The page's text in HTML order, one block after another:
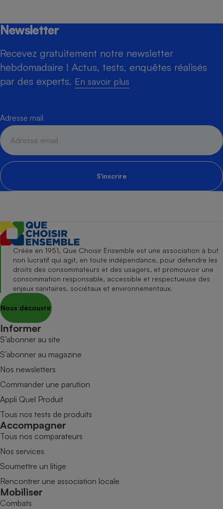
Newsletter
Recevez gratuitement notre newsletter
hebdomadaire ! Actus, tests, enquêtes réalisés
par des experts. En savoir plus
Adresse mail
S'inscrire
Créée en 1951, Que Choisir Ensemble est une association à but
non lucratif qui agit, en toute indépendance, pour défendre les
droits des consommateurs et des usagers, et promouvoir une
consommation responsable, accessible et respectueuse des
enjeux sanitaires, sociétaux et environnementaux.
Nous découvrir
Informer
S’abonner au site
S’abonner au magazine
Nos newsletters
Commander une parution
Appli Quel Produit
Tous nos tests de produits
Accompagner
Tous nos comparateurs
Nos services
Soumettre un litige
Rencontrer une association locale
Mobiliser
Combats